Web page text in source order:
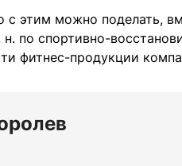
с этим можно поделать,
по спортивно-
фитнес-продукции